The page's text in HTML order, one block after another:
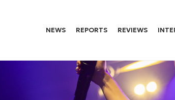
NEWS REPORTS REVIEWS